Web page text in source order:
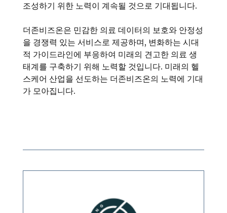
조성하기 위한 노력이 계속될 것으로 기대됩니다.
더존비즈온은 민감한 의료 데이터의 보호와 안정성
을 경쟁력 있는 서비스로 제공하며, 변화하는 시대
적 가이드라인에 부응하여 미래의 견고한 의료 생
태계를 구축하기 위해 노력할 것입니다. 미래의 헬
스케어 산업을 선도하는 더존비즈온의 노력에 기대
가 모아집니다.